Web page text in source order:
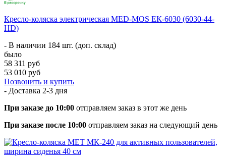
Кресло-коляска электрическая MED-MOS ЕК-6030 (6030-44-
HD)
- В наличии 184 шт. (доп. склад)
было
58 311 руб
53 010 руб
Позвонить и купить
- Доставка 2-3 дня
При заказе до 10:00 отправляем заказ в этот же день
При заказе после 10:00 отправляем заказ на следующий день